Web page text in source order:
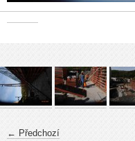
← Předchozí